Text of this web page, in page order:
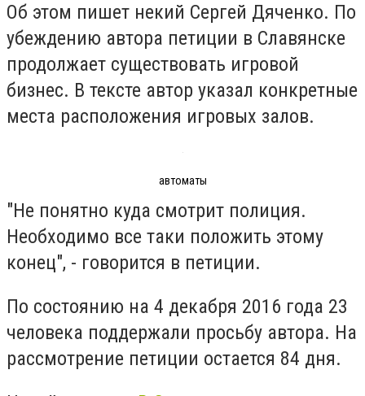
Об этом пишет некий Сергей Дяченко. По
убеждению автора петиции в Славянске
продолжает существовать игровой
бизнес. В тексте автор указал конкретные
места расположения игровых залов.
автоматы
"Не понятно куда смотрит полиция.
Необходимо все таки положить этому
конец", - говорится в петиции.
По состоянию на 4 декабря 2016 года 23
человека поддержали просьбу автора. На
рассмотрение петиции остается 84 дня.